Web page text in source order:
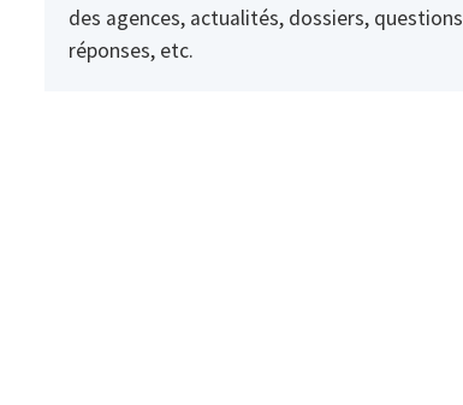
des agences, actualités, dossiers, questions
réponses, etc.